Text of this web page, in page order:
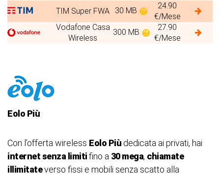
TIM Super FWA
30 MB
24.90
€/Mese
Vodafone Casa
Wireless
300 MB
27.90
€/Mese
Eolo Più
Con l’offerta wireless Eolo Più dedicata ai privati, hai
internet senza limitifino a 30 mega, chiamate
illimitateverso fissi e mobili senza scatto alla